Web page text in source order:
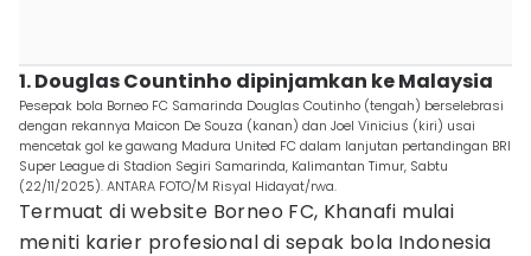
1. Douglas Countinho dipinjamkan ke Malaysia
Pesepak bola Borneo FC Samarinda Douglas Coutinho (tengah) berselebrasi
dengan rekannya Maicon De Souza (kanan) dan Joel Vinicius (kiri) usai
mencetak gol ke gawang Madura United FC dalam lanjutan pertandingan BRI
Super League di Stadion Segiri Samarinda, Kalimantan Timur, Sabtu
(22/11/2025). ANTARA FOTO/M Risyal Hidayat/rwa.
Termuat di website Borneo FC, Khanafi mulai
meniti karier profesional di sepak bola Indonesia